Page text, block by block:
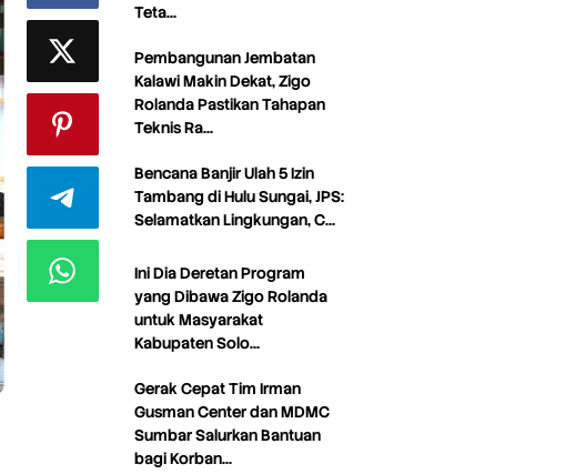
Teta…
Pembangunan Jembatan
Kalawi Makin Dekat, Zigo
Rolanda Pastikan Tahapan
Teknis Ra…
Bencana Banjir Ulah 5 Izin
Tambang di Hulu Sungai, JPS:
Selamatkan Lingkungan, C…
Ini Dia Deretan Program
yang Dibawa Zigo Rolanda
untuk Masyarakat
Kabupaten Solo…
Gerak Cepat Tim Irman
Gusman Center dan MDMC
Sumbar Salurkan Bantuan
bagi Korban…